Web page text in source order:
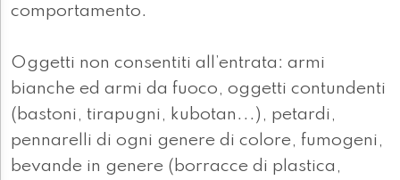
comportamento.
Oggetti non consentiti all’entrata: armi
bianche ed armi da fuoco, oggetti contundenti
(bastoni, tirapugni, kubotan...), petardi,
pennarelli di ogni genere di colore, fumogeni,
bevande in genere (borracce di plastica,